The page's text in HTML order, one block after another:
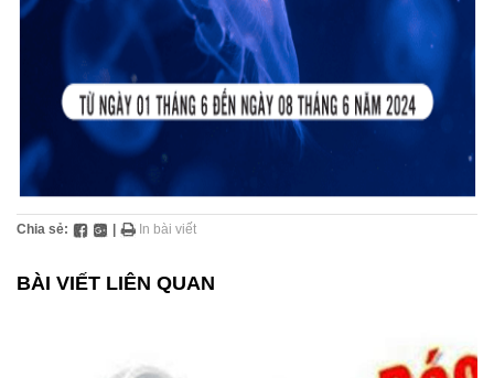
Chia sẻ: | In bài viết
BÀI VIẾT LIÊN QUAN